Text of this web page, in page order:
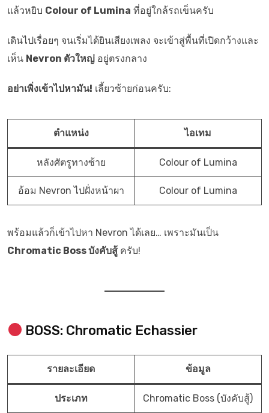
แล้วหยิบ Colour of Lumina ที่อยู่ใกล้รถเข็นครับ
เดินไปเรื่อยๆ จนเริ่มได้ยินเสียงเพลง จะเข้าสู่พื้นที่เปิดกว้างและ
เห็น Nevron ตัวใหญ่ อยู่ตรงกลาง
อย่าเพิ่งเข้าไปหามัน! เลี้ยวซ้ายก่อนครับ:
ตำแหน่ง ไอเทม
หลังศัตรูทางซ้าย Colour of Lumina
อ้อม Nevron ไปฝั่งหน้าผา Colour of Lumina
พร้อมแล้วก็เข้าไปหา Nevron ได้เลย… เพราะมันเป็น
Chromatic Boss บังคับสู้ ครับ!
BOSS: Chromatic Echassier
รายละเอียด ข้อมูล
ประเภท Chromatic Boss (บังคับสู้)